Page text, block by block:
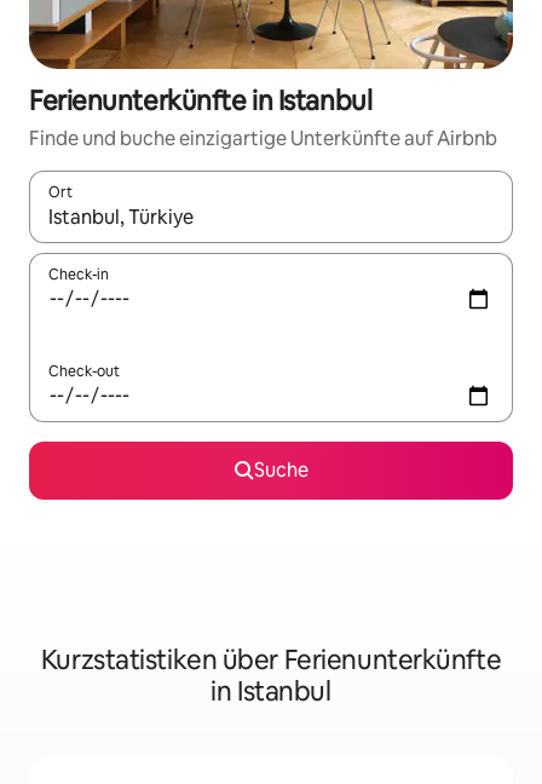
Ferienunterkünfte in Istanbul
Finde und buche einzigartige Unterkünfte auf Airbnb
Ort
Wenn Ergebnisse verfügbar sind, navigiere mit den
Check-in
Check-out
Suche
Kurzstatistiken über Ferienunterkünfte
in Istanbul